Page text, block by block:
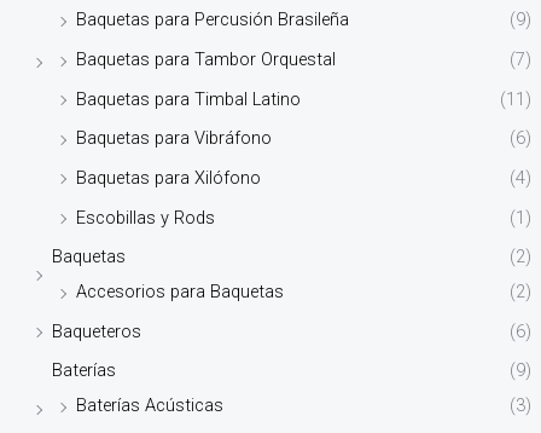
Baquetas para Percusión Brasileña
(9)
Baquetas para Tambor Orquestal
(7)
Baquetas para Timbal Latino
(11)
Baquetas para Vibráfono
(6)
Baquetas para Xilófono
(4)
Escobillas y Rods
(1)
Baquetas
(2)
Accesorios para Baquetas
(2)
Baqueteros
(6)
Baterías
(9)
Baterías Acústicas
(3)